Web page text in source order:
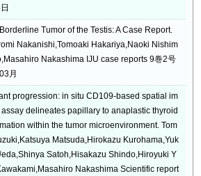
Tumor of the Testis: A Case Report.
Nakanishi,Tomoaki Hakariya,Naoki Nishim
Nakashima IJU case reports 9巻2号
月
progression: in situ CD109-based spatial im
delineates papillary to anaplastic thyroid
within the tumor microenvironment. Tom
Matsuda,Hirokazu Kurohama,Yuk
Satoh,Hisakazu Shindo,Hiroyuki Y
Nakashima Scientific report